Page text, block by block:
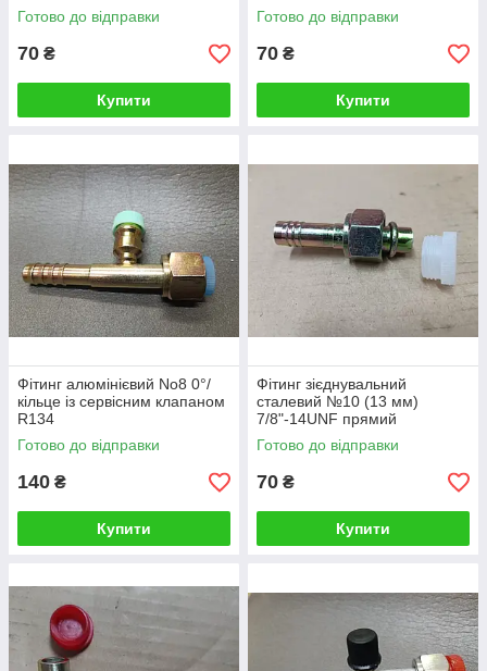
Готово до відправки
70 ₴
Купити
Готово до відправки
70 ₴
Купити
Фітинг алюмінієвий No8 0°/
кільце із сервісним клапаном
R134
Готово до відправки
140 ₴
Купити
Фітинг зієднувальний
сталевий №10 (13 мм)
7/8"-14UNF прямий
Готово до відправки
70 ₴
Купити